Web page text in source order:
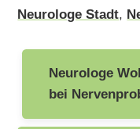
Neurologe Stadt,
Neurologe
bei